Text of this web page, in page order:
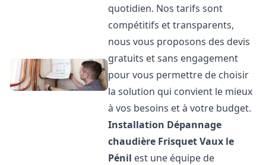
quotidien. Nos tarifs sont
compétitifs et transparents,
nous vous proposons des devis
gratuits et sans engagement
pour vous permettre de choisir
la solution qui convient le mieux
à vos besoins et à votre budget.
Installation Dépannage
chaudière FrisquetVaux le
Pénil est une équipe de